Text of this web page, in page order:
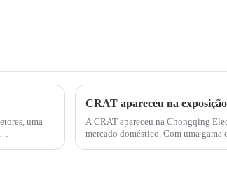
uma
CRAT apareceu na
A CRAT apareceu na Chongqing
mercado doméstico. Com uma gama